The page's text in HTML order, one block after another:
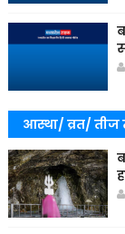
आस्था/ व्रत/ तीज